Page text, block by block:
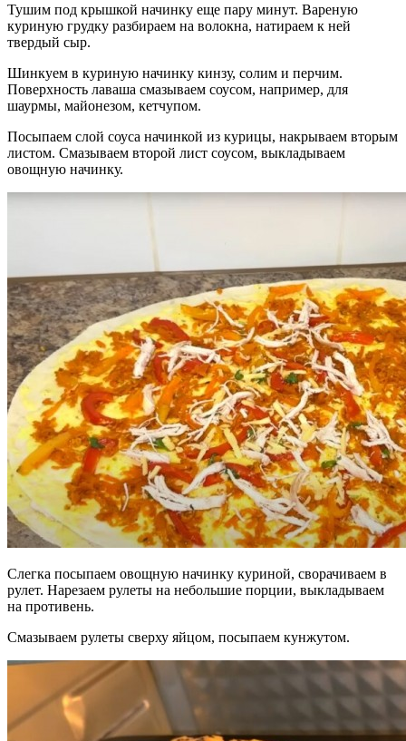
Тушим под крышкой начинку еще пару минут. Вареную
куриную грудку разбираем на волокна, натираем к ней
твердый сыр.
Шинкуем в куриную начинку кинзу, солим и перчим.
Поверхность лаваша смазываем соусом, например, для
шаурмы, майонезом, кетчупом.
Посыпаем слой соуса начинкой из курицы, накрываем вторым
листом. Смазываем второй лист соусом, выкладываем
овощную начинку.
Слегка посыпаем овощную начинку куриной, сворачиваем в
рулет. Нарезаем рулеты на небольшие порции, выкладываем
на противень.
Смазываем рулеты сверху яйцом, посыпаем кунжутом.